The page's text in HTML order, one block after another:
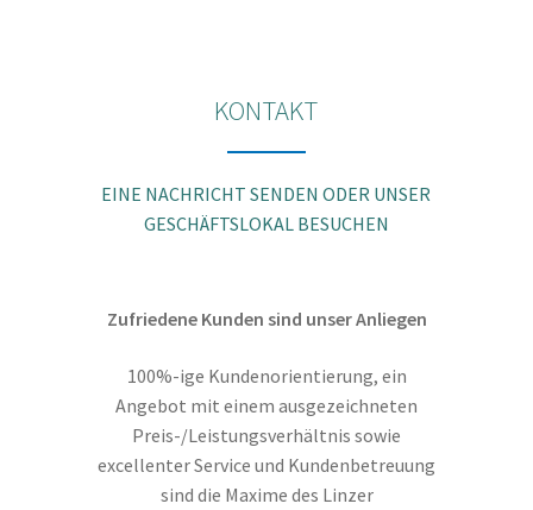
gewählt
werden
KONTAKT
EINE NACHRICHT SENDEN ODER UNSER
GESCHÄFTSLOKAL BESUCHEN
Zufriedene Kunden sind unser Anliegen
100%-ige Kundenorientierung, ein
Angebot mit einem ausgezeichneten
Preis-/Leistungsverhältnis sowie
excellenter Service und Kundenbetreuung
sind die Maxime des Linzer